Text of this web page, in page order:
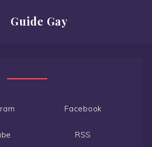
Guide Gay
Facebook
RSS